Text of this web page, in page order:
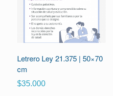
Letrero Ley 21.375 | 50×70
cm
$35.000